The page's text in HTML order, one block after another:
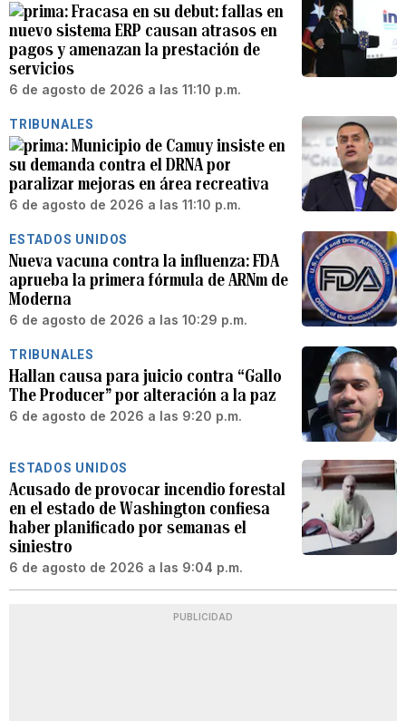
Fracasa en su debut: fallas en
nuevo sistema ERP causan atrasos en
pagos y amenazan la prestación de
servicios
6 de agosto de 2026 a las 11:10 p.m.
TRIBUNALES
Municipio de Camuy insiste en
su demanda contra el DRNA por
paralizar mejoras en área recreativa
6 de agosto de 2026 a las 11:10 p.m.
ESTADOS UNIDOS
Nueva vacuna contra la influenza: FDA
aprueba la primera fórmula de ARNm de
Moderna
6 de agosto de 2026 a las 10:29 p.m.
TRIBUNALES
Hallan causa para juicio contra “Gallo
The Producer” por alteración a la paz
6 de agosto de 2026 a las 9:20 p.m.
ESTADOS UNIDOS
Acusado de provocar incendio forestal
en el estado de Washington confiesa
haber planificado por semanas el
siniestro
6 de agosto de 2026 a las 9:04 p.m.
PUBLICIDAD